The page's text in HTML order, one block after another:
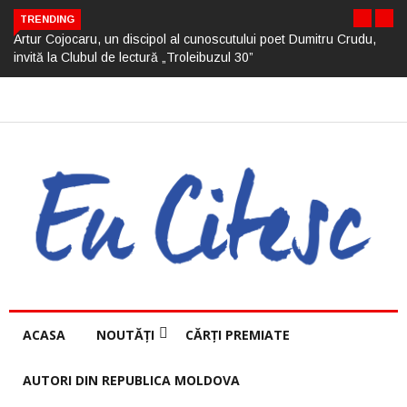
TRENDING
Artur Cojocaru, un discipol al cunoscutului poet Dumitru Crudu,
invită la Clubul de lectură „Troleibuzul 30”
ACASA NOUTĂȚI CĂRȚI PREMIATE
AUTORI DIN REPUBLICA MOLDOVA